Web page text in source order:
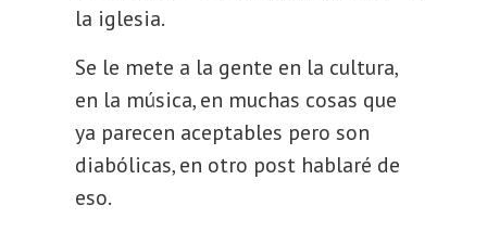
la iglesia.
Se le mete a la gente en la cultura,
en la música, en muchas cosas que
ya parecen aceptables pero son
diabólicas, en otro post hablaré de
eso.